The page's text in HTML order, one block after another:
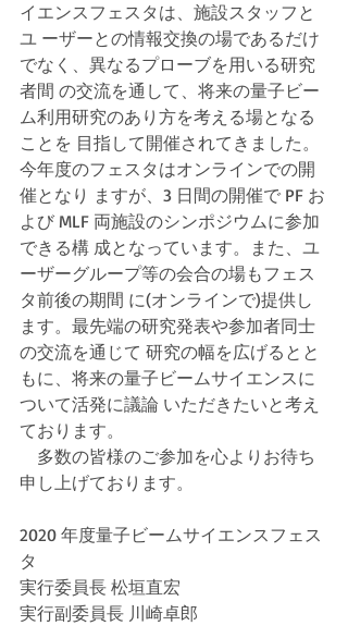
イエンスフェスタは、施設スタッフと
ユ ーザーとの情報交換の場であるだけ
でなく、異なるプローブを用いる研究
者間 の交流を通して、将来の量子ビー
ム利用研究のあり方を考える場となる
ことを 目指して開催されてきました。
今年度のフェスタはオンラインでの開
催となり ますが、3 日間の開催で PF お
よび MLF 両施設のシンポジウムに参加
できる構 成となっています。また、ユ
ーザーグループ等の会合の場もフェス
タ前後の期間 に(オンラインで)提供し
ます。最先端の研究発表や参加者同士
の交流を通じて 研究の幅を広げるとと
もに、将来の量子ビームサイエンスに
ついて活発に議論 いただきたいと考え
ております。
多数の皆様のご参加を心よりお待ち
申し上げております。
2020 年度量子ビームサイエンスフェス
タ
実行委員長 松垣直宏
実行副委員長 川崎卓郎